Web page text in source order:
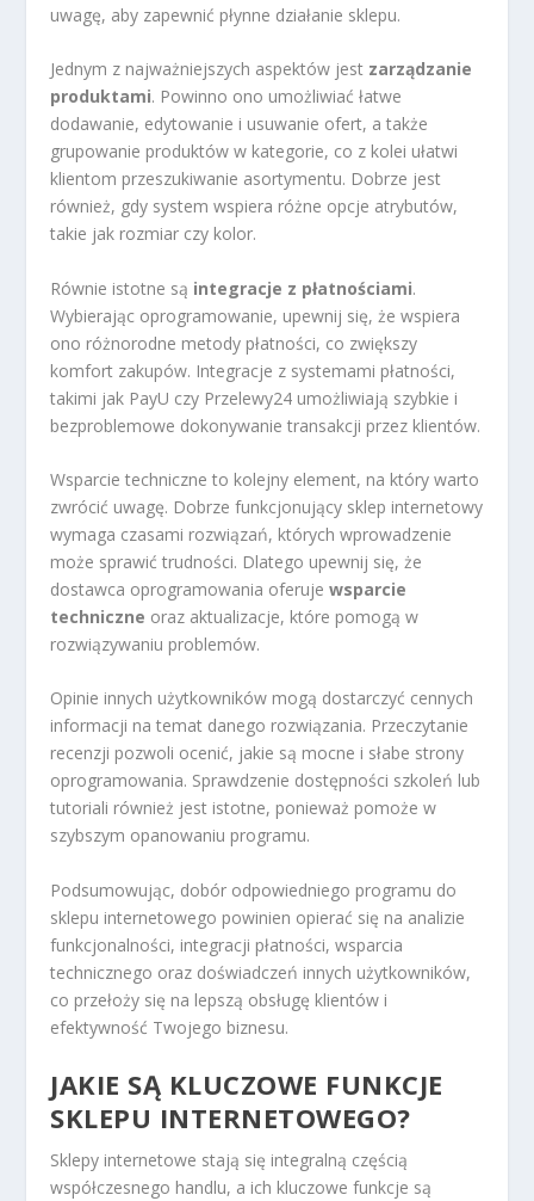
uwagę, aby zapewnić płynne działanie sklepu.
Jednym z najważniejszych aspektów jest zarządzanie
produktami. Powinno ono umożliwiać łatwe
dodawanie, edytowanie i usuwanie ofert, a także
grupowanie produktów w kategorie, co z kolei ułatwi
klientom przeszukiwanie asortymentu. Dobrze jest
również, gdy system wspiera różne opcje atrybutów,
takie jak rozmiar czy kolor.
Równie istotne są integracje z płatnościami.
Wybierając oprogramowanie, upewnij się, że wspiera
ono różnorodne metody płatności, co zwiększy
komfort zakupów. Integracje z systemami płatności,
takimi jak PayU czy Przelewy24 umożliwiają szybkie i
bezproblemowe dokonywanie transakcji przez klientów.
Wsparcie techniczne to kolejny element, na który warto
zwrócić uwagę. Dobrze funkcjonujący sklep internetowy
wymaga czasami rozwiązań, których wprowadzenie
może sprawić trudności. Dlatego upewnij się, że
dostawca oprogramowania oferujewsparcie
techniczne oraz aktualizacje, które pomogą w
rozwiązywaniu problemów.
Opinie innych użytkowników mogą dostarczyć cennych
informacji na temat danego rozwiązania. Przeczytanie
recenzji pozwoli ocenić, jakie są mocne i słabe strony
oprogramowania. Sprawdzenie dostępności szkoleń lub
tutoriali również jest istotne, ponieważ pomoże w
szybszym opanowaniu programu.
Podsumowując, dobór odpowiedniego programu do
sklepu internetowego powinien opierać się na analizie
funkcjonalności, integracji płatności, wsparcia
technicznego oraz doświadczeń innych użytkowników,
co przełoży się na lepszą obsługę klientów i
efektywność Twojego biznesu.
JAKIE SĄ KLUCZOWE FUNKCJE
SKLEPU INTERNETOWEGO?
Sklepy internetowe stają się integralną częścią
współczesnego handlu, a ich kluczowe funkcje są